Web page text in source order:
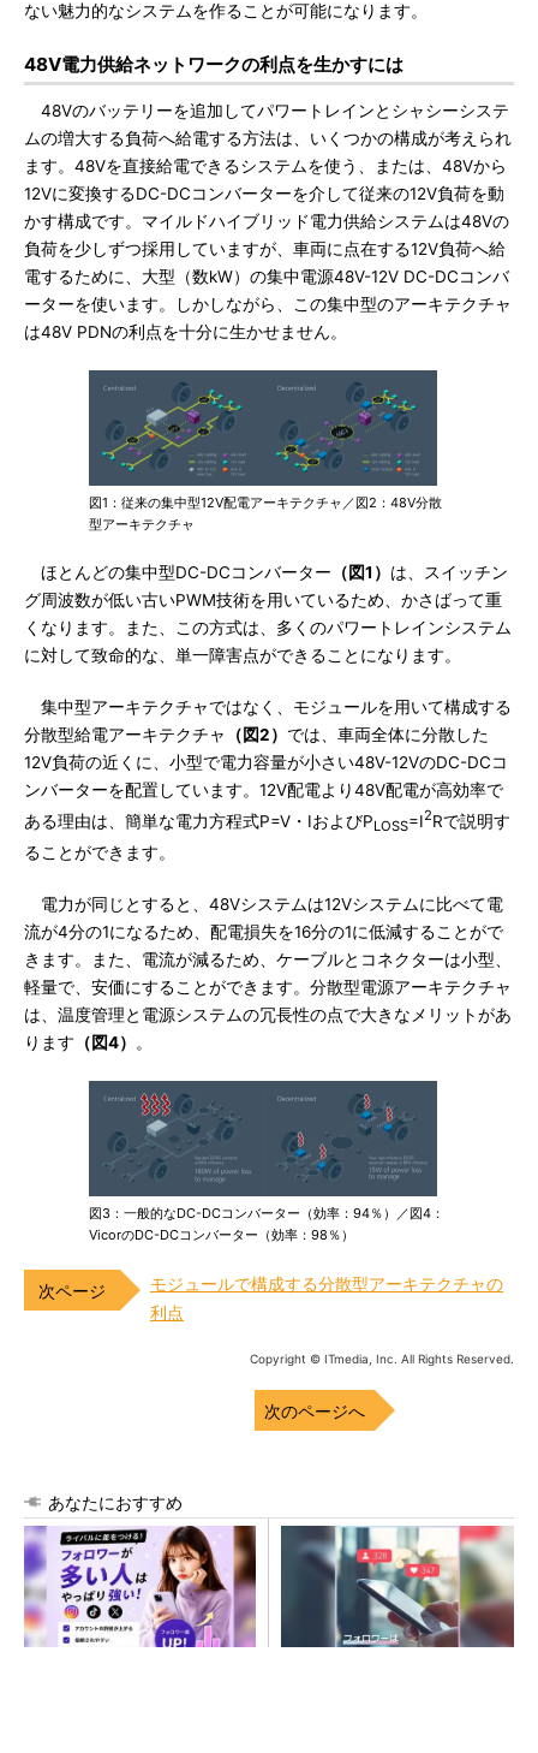
ない魅力的なシステムを作ることが可能になります。
48V電力供給ネットワークの利点を生かすには
48Vのバッテリーを追加してパワートレインとシャシーシステ
ムの増大する負荷へ給電する方法は、いくつかの構成が考えられ
ます。48Vを直接給電できるシステムを使う、または、48Vから
12Vに変換するDC-DCコンバーターを介して従来の12V負荷を動
かす構成です。マイルドハイブリッド電力供給システムは48Vの
負荷を少しずつ採用していますが、車両に点在する12V負荷へ給
電するために、大型（数kW）の集中電源48V-12V DC-DCコンバ
ーターを使います。しかしながら、この集中型のアーキテクチャ
は48V PDNの利点を十分に生かせません。
図1：従来の集中型12V配電アーキテクチャ／図2：48V分散
型アーキテクチャ
ほとんどの集中型DC-DCコンバーター （図1） は、スイッチン
グ周波数が低い古いPWM技術を用いているため、かさばって重
くなります。また、この方式は、多くのパワートレインシステム
に対して致命的な、単一障害点ができることになります。
集中型アーキテクチャではなく、モジュールを用いて構成する
分散型給電アーキテクチャ
（図2） では、車両全体に分散した
12V負荷の近くに、小型で電力容量が小さい48V-12VのDC-DCコ
ンバーターを配置しています。12V配電より48V配電が高効率で
ある理由は、簡単な電力方程式P=V・IおよびPLOSS=I2Rで説明す
ることができます。
電力が同じとすると、48Vシステムは12Vシステムに比べて電
流が4分の1になるため、配電損失を16分の1に低減することがで
きます。また、電流が減るため、ケーブルとコネクターは小型、
軽量で、安価にすることができます。分散型電源アーキテクチャ
は、温度管理と電源システムの冗長性の点で大きなメリットがあ
ります （図4） 。
図3：一般的なDC-DCコンバーター（効率：94％）／図4：
VicorのDC-DCコンバーター（効率：98％）
モジュールで構成する分散型アーキテクチャの
利点
Copyright © ITmedia, Inc. All Rights Reserved.
次のページへ
あなたにおすすめ